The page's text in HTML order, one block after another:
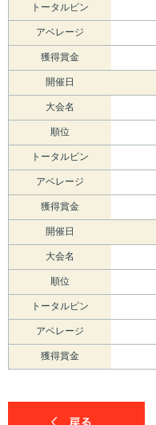
トータルピン
アベレージ
獲得賞金
開催日
大会名
順位
トータルピン
アベレージ
獲得賞金
開催日
大会名
順位
トータルピン
アベレージ
獲得賞金